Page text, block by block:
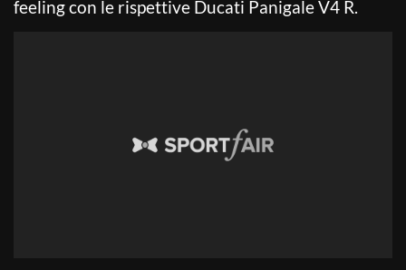
feeling con le rispettive Ducati Panigale V4 R.